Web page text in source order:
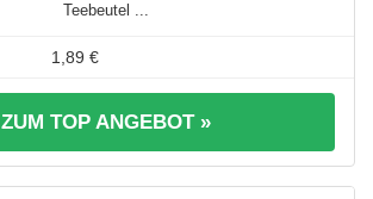
Teebeutel ...
1,89 €
ZUM TOP ANGEBOT »